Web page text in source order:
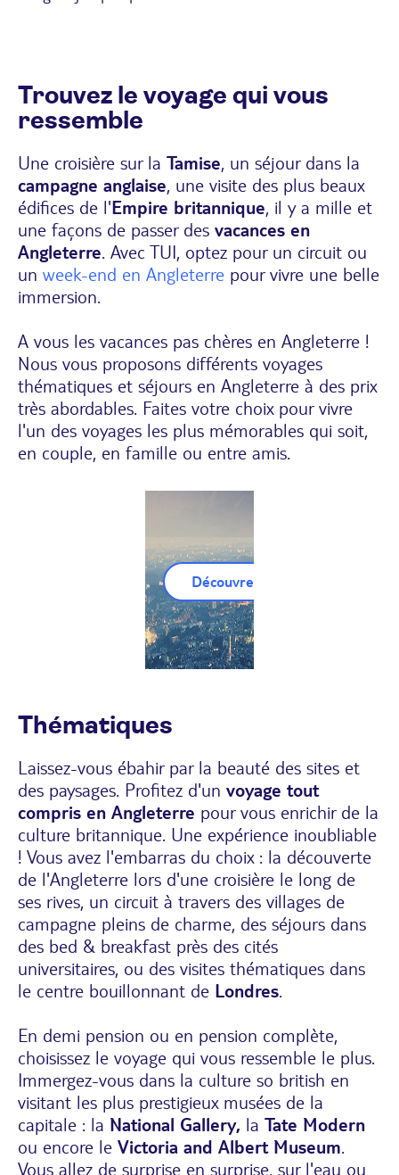
Trouvez le voyage qui vous
ressemble
Une croisière sur la Tamise, un séjour dans la
campagne anglaise, une visite des plus beaux
édifices de l'Empire britannique, il y a mille et
une façons de passer des vacances en
Angleterre. Avec TUI, optez pour un circuit ou
un week-end en Angleterre pour vivre une belle
immersion.
A vous les vacances pas chères en Angleterre !
Nous vous proposons différents voyages
thématiques et séjours en Angleterre à des prix
très abordables. Faites votre choix pour vivre
l'un des voyages les plus mémorables qui soit,
en couple, en famille ou entre amis.
Découvrez nos Circuits
Thématiques
Laissez-vous ébahir par la beauté des sites et
des paysages. Profitez d'un voyage tout
compris en Angleterre pour vous enrichir de la
culture britannique. Une expérience inoubliable
! Vous avez l'embarras du choix : la découverte
de l'Angleterre lors d'une croisière le long de
ses rives, un circuit à travers des villages de
campagne pleins de charme, des séjours dans
des bed & breakfast près des cités
universitaires, ou des visites thématiques dans
le centre bouillonnant de Londres.
En demi pension ou en pension complète,
choisissez le voyage qui vous ressemble le plus.
Immergez-vous dans la culture so british en
visitant les plus prestigieux musées de la
capitale : la National Gallery, la Tate Modern
ou encore le Victoria and Albert Museum.
Vous allez de surprise en surprise, sur l'eau ou